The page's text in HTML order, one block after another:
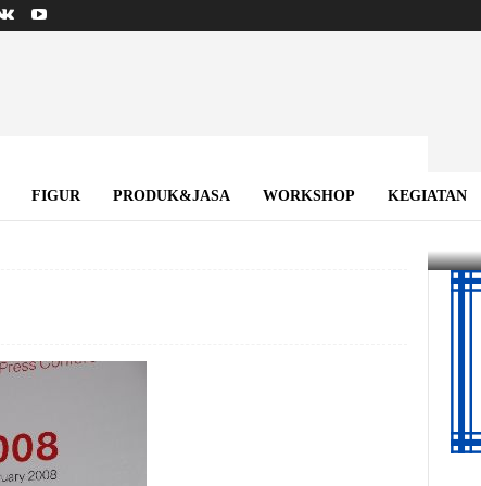
FIGUR PRODUK&JASA WORKSHOP KEGIATAN
2008